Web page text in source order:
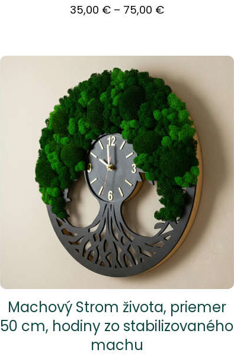
35,00 € – 75,00 €Price
75,00 €
Machový Strom života, priemer
50 cm, hodiny zo stabilizovaného
machu